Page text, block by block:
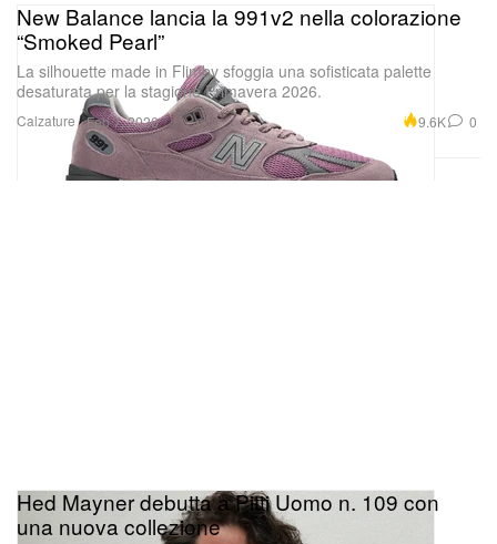
Calzature
New Balance lancia la 991v2 nella colorazione
“Smoked Pearl”
La silhouette made in Flimby sfoggia una sofisticata palette
desaturata per la stagione Primavera 2026.
Feb 7, 2026 9.6K 0
Hed Mayner debutta a Pitti Uomo n. 109 con
una nuova collezione